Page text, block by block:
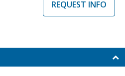
REQUEST INFO